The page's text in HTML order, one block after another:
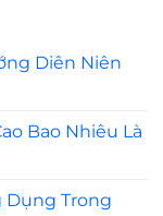
Diên Niên
Bao Nhiêu Là
Dụng Trong